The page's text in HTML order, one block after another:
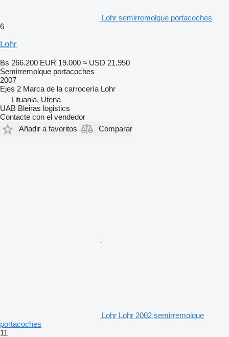
Lohr semirremolque portacoches
6
Lohr
Bs 266.200 EUR 19.000 ≈ USD 21.950
Semirremolque portacoches
2007
Ejes 2 Marca de la carrocería Lohr
Lituania, Utena
UAB Bleiras logistics
Contacte con el vendedor
Añadir a favoritos
Comparar
Lohr Lohr 2002 semirremolque
portacoches
11